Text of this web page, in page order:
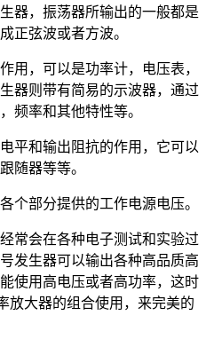
器，振荡器所输出的一般都是
正弦波或者方波。
用，可以是功率计，电压表，
器则带有简易的示波器，通过
频率和其他特性等。
平和输出阻抗的作用，它可以
随器等等。
个部分提供的工作电源电压。
常会在各种电子测试和实验过
发生器可以输出各种高品质高
使用高电压或者高功率，这时
放大器的组合使用，来完美的